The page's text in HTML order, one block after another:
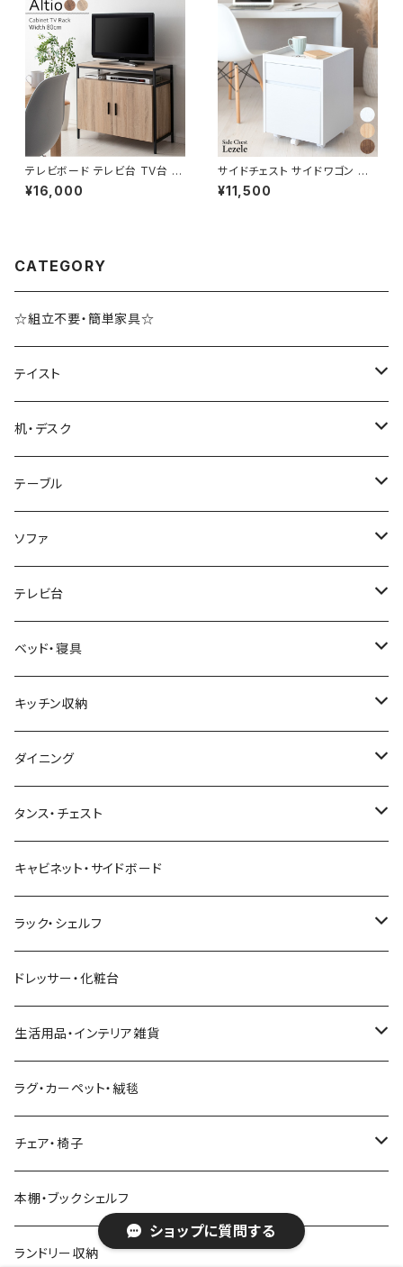
ショップに質問する
テレビボード テレビ台 TV台 テ
レビラック TVラック 幅80 高さ
70
¥16,000
サイドチェスト サイドワゴン デ
スクチェスト デスクワゴン オフ
ィス収納 サイドキャビネット 新
¥11,500
CATEGORY
☆組立不要・簡単家具☆
テイスト
ブルックリンスタイル
ホテルライク風インテリア
韓国インテリア
和風/和モダン
ミッドセンチュリー
西海岸風
カフェ風
ヴィンテージ
北欧風・ノルディック
インダストリアル
フレンチカントリー
アジアン
ボタニカル
モダン
カントリー
アンティーク
机・デスク
パソコンデスク・ワークデスク
学習机・勉強机
収納付きデスク
折りたたみデスク
サイズ
幅100cm以下
幅101～120cm
デスクワゴン
テーブル
サイズ
幅100cm以下
幅101～120cm
ローテーブル・リビングテーブル
サイドテーブル・ナイトテーブル
カウンターテーブル
こたつ・こたつテーブル
こたつテーブル+布団掛敷セット
こたつテーブル+掛け布団
ネストテーブル
折りたたみテーブル
昇降式・リフティングテーブル
ソファ
サイズ
幅90cm以下
幅91～120cm
1人掛けソファ
2人掛けソファ
3人掛けソファ
4人掛け以上のソファ
ソファベッド
フロアソファ・ローソファ
リクライニングソファ
カウチソファ・コーナーソファ
オットマン
電動リクライニングソファ
テレビ台
サイズ
幅90cm以下
幅91～120cm
ロータイプテレビ台・ローボード
ミドルタイプテレビ台
コーナーテレビ台
ハイタイプテレビ台・壁面収納
伸縮テレビ台
テレビスタンド
ベッド・寝具
サイズ
セミシングルショート
シングルベッド
ベッドフレーム
マット付きベッド
収納付きベッド
ロフトベッド
ヘッドボード
マットレス
寝具
キッチン収納
食器棚
キッチンカウンター
キッチンワゴン
レンジ台
キッチンラック
キッチン雑貨
ダイニング
ダイニングテーブル
ダイニングテーブルセット
2人用ダイニングテーブルセット
4人用ダイニングテーブルセット
ダイニングチェア・ベンチ
ダイニングソファ
タンス・チェスト
サイドチェスト
ハイチェスト
キャビネット・サイドボード
ラック・シェルフ
オープンラック
突っ張り収納
カート
ディスプレイラック
ドレッサー・化粧台
生活用品・インテリア雑貨
ミラー・姿見
ハンガーラック・ポールハンガー
ダストボックス
ハンキングラック
ラグ・カーペット・絨毯
チェア・椅子
スツール
カウンターチェア
本棚・ブックシェルフ
ランドリー収納